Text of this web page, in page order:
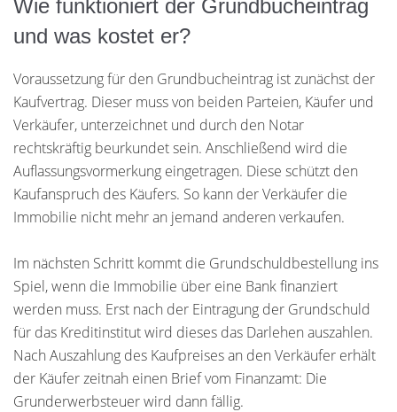
Wie funktioniert der Grundbucheintrag
und was kostet er?
Voraussetzung für den Grundbucheintrag ist zunächst der
Kaufvertrag. Dieser muss von beiden Parteien, Käufer und
Verkäufer, unterzeichnet und durch den Notar
rechtskräftig beurkundet sein. Anschließend wird die
Auflassungsvormerkung eingetragen. Diese schützt den
Kaufanspruch des Käufers. So kann der Verkäufer die
Immobilie nicht mehr an jemand anderen verkaufen.
Im nächsten Schritt kommt die Grundschuldbestellung ins
Spiel, wenn die Immobilie über eine Bank finanziert
werden muss. Erst nach der Eintragung der Grundschuld
für das Kreditinstitut wird dieses das Darlehen auszahlen.
Nach Auszahlung des Kaufpreises an den Verkäufer erhält
der Käufer zeitnah einen Brief vom Finanzamt: Die
Grunderwerbsteuer wird dann fällig.